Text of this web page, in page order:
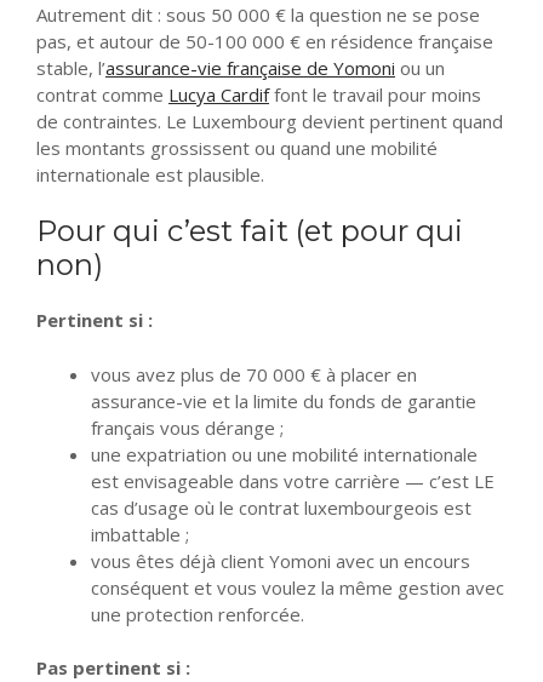
Autrement dit : sous 50 000 € la question ne se pose
pas, et autour de 50-100 000 € en résidence française
stable, l’assurance-vie française de Yomoni ou un
contrat comme Lucya Cardiffont le travail pour moins
de contraintes. Le Luxembourg devient pertinent quand
les montants grossissent ou quand une mobilité
internationale est plausible.
Pour qui c’est fait (et pour qui
non)
Pertinent si :
vous avez plus de 70 000 € à placer en
assurance-vie et la limite du fonds de garantie
français vous dérange ;
une expatriation ou une mobilité internationale
est envisageable dans votre carrière — c’est LE
cas d’usage où le contrat luxembourgeois est
imbattable ;
vous êtes déjà client Yomoni avec un encours
conséquent et vous voulez la même gestion avec
une protection renforcée.
Pas pertinent si :